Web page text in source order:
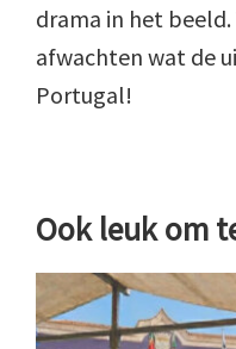
drama in het
afwachten wat de
Portugal!
Ook leuk om